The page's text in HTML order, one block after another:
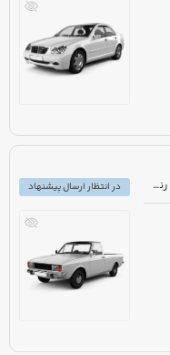
مزایده دولتی خودرو وانت پیکان 1600 مدل 1384 رنگ سفید روغنی
در انتظار ارسال پیشنهاد